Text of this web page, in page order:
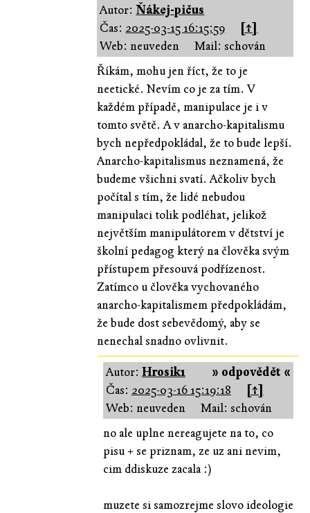
Autor:Ňákej-pičus
Čas: 2025-03-15 16:15:59
[↑]
Web: neuveden
Mail: schován
Říkám, mohu jen říct, že to je
neetické. Nevím co je za tím. V
každém případě, manipulace je i v
tomto světě. A v anarcho-kapitalismu
bych nepředpokládal, že to bude lepší.
Anarcho-kapitalismus neznamená, že
budeme všichni svatí. Ačkoliv bych
počítal s tím, že lidé nebudou
manipulaci tolik podléhat, jelikož
největším manipulátorem v dětství je
školní pedagog který na člověka svým
přístupem přesouvá podřízenost.
Zatímco u člověka vychovaného
anarcho-kapitalismem předpokládám,
že bude dost sebevědomý, aby se
nenechal snadno ovlivnit.
» odpovědět «
Autor: Hrosik1
Čas: 2025-03-16 15:19:18
[↑]
Web: neuveden
Mail: schován
no ale uplne nereagujete na to, co
pisu + se priznam, ze uz ani nevim,
cim ddiskuze zacala :)
muzete si samozrejme slovo ideologie